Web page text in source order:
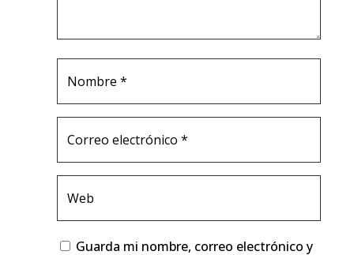
Guarda mi nombre, correo electrónico y